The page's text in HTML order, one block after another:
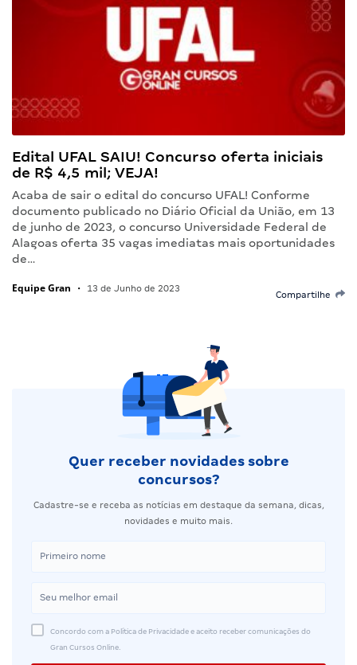
Edital UFAL SAIU! Concurso oferta iniciais
de R$ 4,5 mil; VEJA!
Acaba de sair o edital do concurso UFAL! Conforme
documento publicado no Diário Oficial da União, em 13
de junho de 2023, o concurso Universidade Federal de
Alagoas oferta 35 vagas imediatas mais oportunidades
de…
Equipe Gran • 13 de Junho de 2023
Compartilhe
Quer receber novidades sobre
concursos?
Cadastre-se e receba as notícias em destaque da semana, dicas,
novidades e muito mais.
Concordo com a Política de Privacidade e aceito receber comunicações do
Gran Cursos Online.